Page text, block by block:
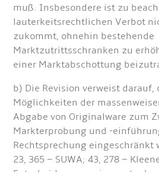
muß. Insbesondere ist zu
lauterkeitsrechtlichen Verbot
zukommt, ohnehin bestehende
Marktzutrittsschranken zu
einer Marktabschottung
b) Die Revision verweist darauf,
Möglichkeiten der
Abgabe von Originalware zum
Markterprobung und -
Rechtsprechung eingeschränkt
23, 365 – SUWA; 43, 278 –